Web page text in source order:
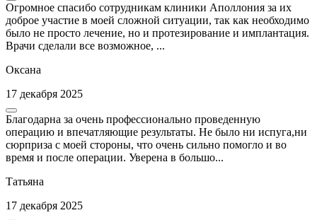
Огромное спасибо сотрудникам клиники Аполлония за их
доброе участие в моей сложной ситуации, так как необходимо
было не просто лечение, но и протезирование и имплантация.
Врачи сделали все возможное, ...
Оксана
17 декабря 2025
Благодарна за очень профессионально проведенную
операцию и впечатляющие результаты. Не было ни испуга,ни
сюрприза с моей стороны, что очень сильно помогло и во
время и после операции. Уверена в большо...
Татьяна
17 декабря 2025